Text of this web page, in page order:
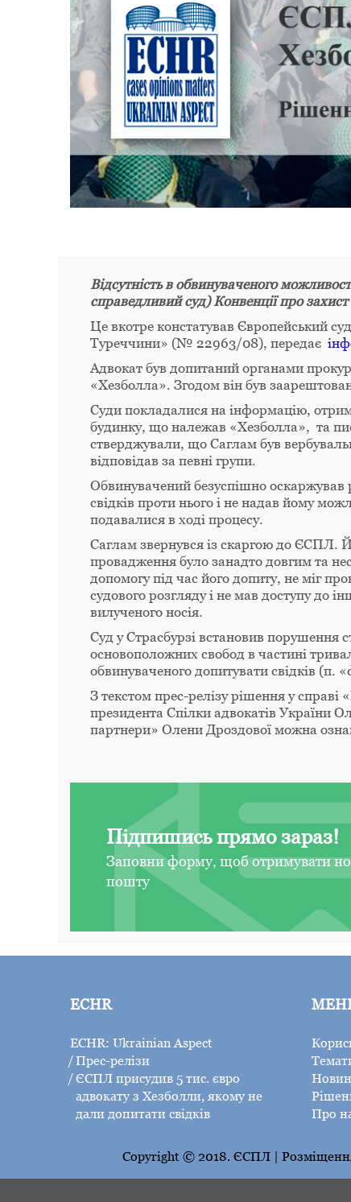
Відсутність в обвинуваченого
справедливий суд) Конвенції про
Це вкотре констатував Європейський
Туреччини» (№ 22963/08), передає
Адвокат був допитаний органами
«Хезболла». Згодом він був
Суди покладалися на інформацію,
будинку, що належав «Хезболла», та
стверджували, що Саглам був
відповідав за певні групи.
Обвинувачений безуспішно оскаржував
свідків проти нього і не надав йому
подавалися в ході процесу.
Саглам звернувся із скаргою до ЄСПЛ.
провадження було занадто довгим та
допомогу під час його допиту, не міг
судового розгляду і не мав доступу до
вилученого носія.
Суд у Страсбурзі встановив порушення
основоположних свобод в частині
обвинуваченого допитувати свідків (п.
З текстом прес-релізу рішення у
президента Спілки адвокатів України
партнери» Олени Дроздової можна
Підпишись прямо зараз!
Заповни форму, щоб отримувати
пошту
ECHR
ECHR: Ukrainian Aspect
Прес-релізи
ЄСПЛ присудив 5 тис. євро
адвокату з Хезболли, якому не
дали допитати свідків
Про
Copyright © 2018. ЄСПЛ | Розміщення